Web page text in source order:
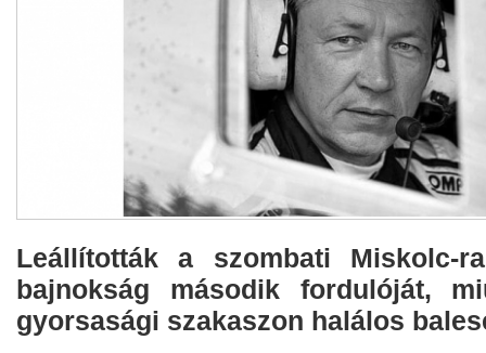
Leállították a szombati Miskolc-
bajnokság második fordulóját,
gyorsasági szakaszon halálos